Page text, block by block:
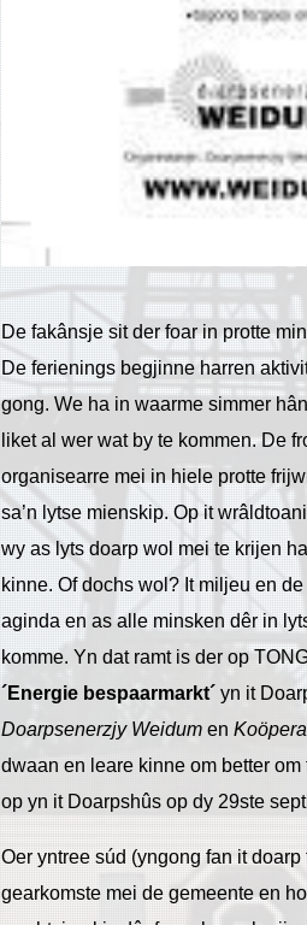
De fakânsje sit der foar in protte
De ferienings begjinne harren
gong. We ha in waarme simmer
liket al wer wat by te kommen. De
organisearre mei in hiele protte
sa’n lytse mienskip. Op it
wy as lyts doarp wol mei te krijen
kinne. Of dochs wol? It miljeu en
aginda en as alle minsken dêr in
komme. Yn dat ramt is der op
´Energie bespaarmarkt´ yn it
Doarpsenerzjy Weidum en
dwaan en leare kinne om better
op yn it Doarpshûs op dy 29ste
Oer yntree súd (yngong fan it
gearkomste mei de gemeente en